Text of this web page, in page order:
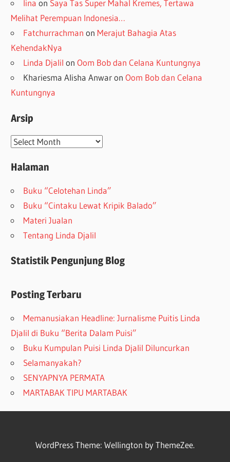
lina on Saya Tas Super Mahal Kremes, Tertawa
Melihat Perempuan Indonesia…
Fatchurrachman on Merajut Bahagia Atas
KehendakNya
Linda Djalil onOom Bob dan Celana Kuntungnya
Khariesma Alisha AnwaronOom Bob dan Celana
Kuntungnya
Arsip
Arsip
Halaman
Buku “Celotehan Linda”
Buku “Cintaku Lewat Kripik Balado”
Materi Jualan
Tentang Linda Djalil
Statistik Pengunjung Blog
Posting Terbaru
Memanusiakan Headline: Jurnalisme Puitis Linda
Djalil di Buku “Berita Dalam Puisi”
Buku Kumpulan Puisi Linda Djalil Diluncurkan
Selamanyakah?
SENYAPNYA PERMATA
MARTABAK TIPU MARTABAK
WordPress Theme: Wellington by ThemeZee.